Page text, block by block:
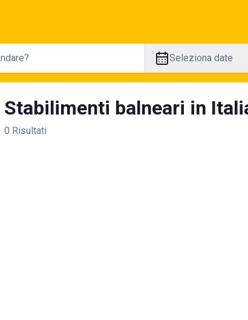
Seleziona date
Stabilimenti balneari in
0 Risultati